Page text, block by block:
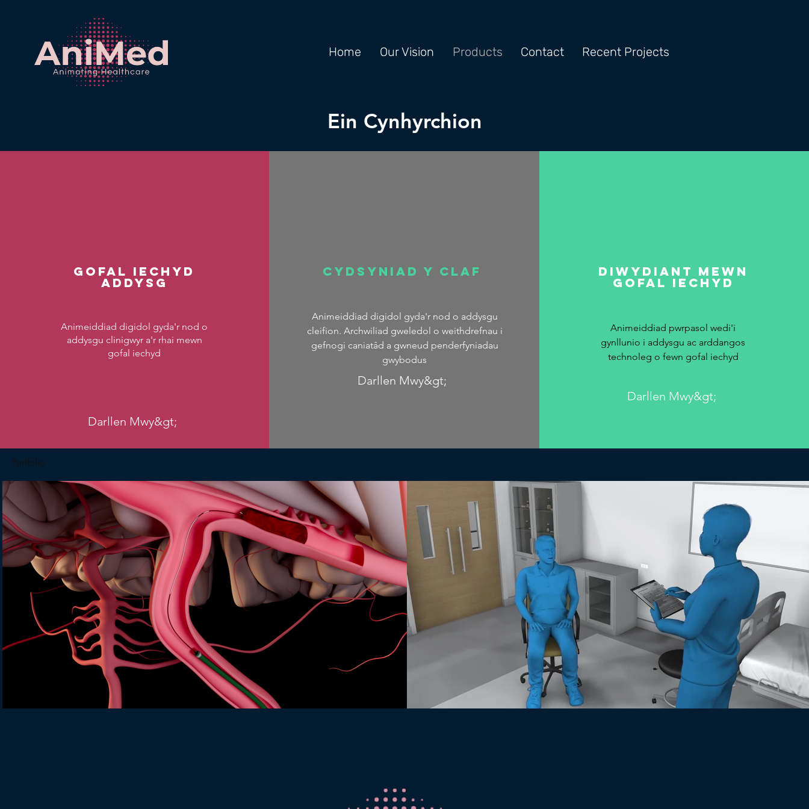
Home Our Vision Products Contact Recent Projects
Ein Cynhyrchion
Gofal Iechyd
Addysg
Animeiddiad digidol gyda'r nod o
addysgu clinigwyr a'r rhai mewn
gofal iechyd
Darllen Mwy&gt;
cydsyniad y claf
Animeiddiad digidol gyda'r nod o addysgu
cleifion. Archwiliad gweledol o weithdrefnau i
gefnogi caniatâd a gwneud penderfyniadau
gwybodus
Darllen Mwy&gt;
Diwydiant mewn
gofal iechyd
Animeiddiad pwrpasol wedi'i
gynllunio i addysgu ac arddangos
technoleg o fewn gofal iechyd
Darllen Mwy&gt;
Portfolio
Play Video Play Video